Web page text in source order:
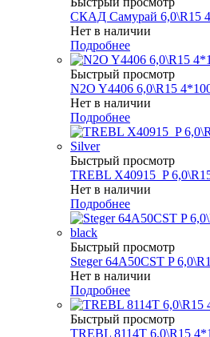
СКАД Самурай 6,0\R15
Нет в наличии
Подробнее
Быстрый просмотр
N2O Y4406 6,0\R15
Нет в наличии
Подробнее
Быстрый просмотр
TREBL X40915_P
Нет в наличии
Подробнее
Быстрый просмотр
Steger 64A50CST P
Нет в наличии
Подробнее
Быстрый просмотр
TREBL 8114T 6,0\R15